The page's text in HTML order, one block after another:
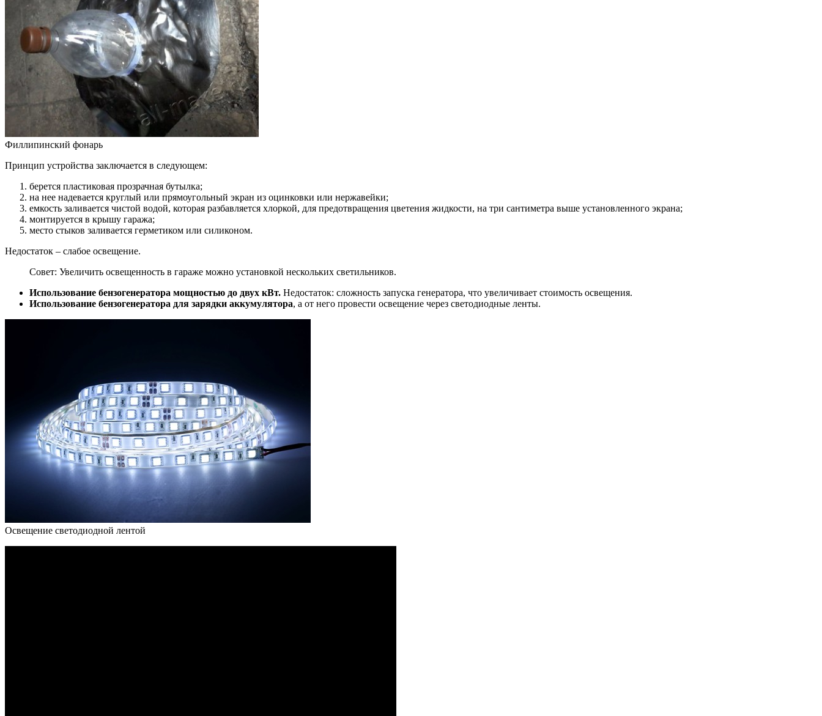
Филлипинский фонарь
Принцип устройства заключается в следующем:
берется пластиковая прозрачная бутылка;
на нее надевается круглый или прямоугольный экран из оцинковки или нержавейки;
емкость заливается чистой водой, которая разбавляется хлоркой, для предотвращения цветения жидкости, на три сантиметра выше установленного экрана;
монтируется в крышу гаража;
место стыков заливается герметиком или силиконом.
Недостаток – слабое освещение.
Совет: Увеличить освещенность в гараже можно установкой нескольких светильников.
Использование бензогенератора мощностью до двух кВт. Недостаток: сложность запуска генератора, что увеличивает стоимость освещения.
Использование бензогенератора для зарядки аккумулятора, а от него провести освещение через светодиодные ленты.
Освещение светодиодной лентой